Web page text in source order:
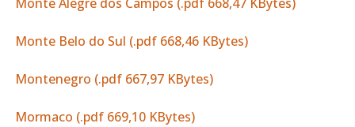
Monte Belo do Sul (.pdf 668,46 KBytes)
Montenegro (.pdf 667,97 KBytes)
Mormaco (.pdf 669,10 KBytes)